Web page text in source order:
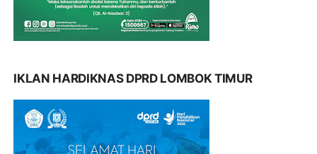
IKLAN HARDIKNAS DPRD LOMBOK TIMUR